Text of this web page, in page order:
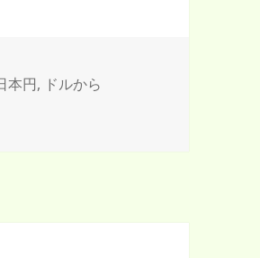
本円, ドルから